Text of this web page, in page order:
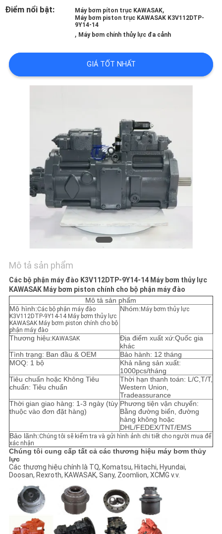
CHẤT
LƯỢNG
CÁC
TRƯỜNG
HỢP
YÊU
CẦU
BÁO
GIÁ
SƠ
ĐỒ
TRANG
WEB
CHÍNH
SÁCH
Điểm nổi bật: Máy bơm píton trục KAWASAK,
Máy bơm piston trục KAWASAK K3V112DTP-
9Y14-14
, Máy bơm chính thủy lực đa cảnh
GIÁ TỐT NHẤT
Mô tả sản phẩm
Các bộ phận máy đào K3V112DTP-9Y14-14 Máy bơm thủy lực
KAWASAK Máy bơm piston chính cho bộ phận máy đào
Mô tả sản phẩm
Mô hình:Các bộ phận máy đào
K3V112DTP-9Y14-14 Máy bơm thủy lực
KAWASAK Máy bơm piston chính cho bộ
phận máy đào
Nhóm: Máy bơm thủy lực
Thương hiệu: KAWASAK
Địa điểm xuất xứ:Quốc gia
khác
Tình trạng: Ban đầu & OEM
Bảo hành: 12 tháng
MOQ: 1 bộ
Khả năng sản xuất:
1000pcs/tháng
Tiêu chuẩn hoặc Không Tiêu
chuẩn: Tiêu chuẩn
Thời hạn thanh toán: L/C,T/T,
Western Union,
Tradeassurance
Thời gian giao hàng: 1-3 ngày (tùy
thuộc vào đơn đặt hàng)
Phương tiện vận chuyển:
Bằng đường biển, đường
hàng không hoặc
DHL/FEDEX/TNT/EMS
Bảo lãnh:Chúng tôi sẽ kiểm tra và gửi hình ảnh chi tiết cho người mua để
xác nhận
Chúng tôi cung cấp tất cả các thương hiệu máy bơm thủy
lực
Các thương hiệu chính là TQ, Komatsu, Hitachi, Hyundai,
Doosan, Rexroth, KAWASAK, Sany, Zoomlion, XCMG v.v.